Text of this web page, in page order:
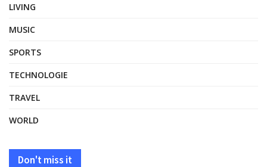
LIVING
MUSIC
SPORTS
TECHNOLOGIE
TRAVEL
WORLD
Don't miss it